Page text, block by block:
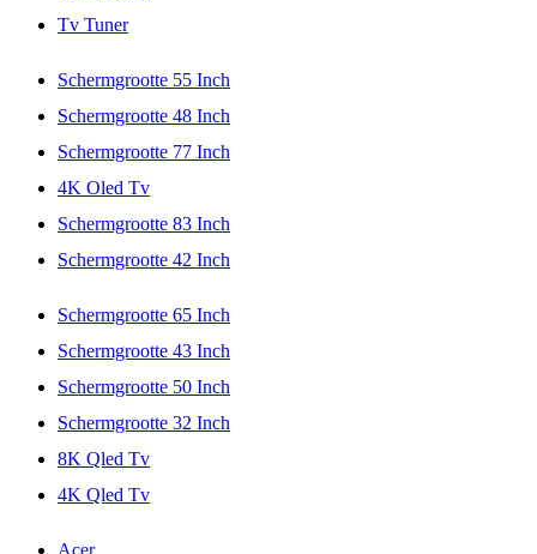
Tv Tuner
Schermgrootte 55 Inch
Schermgrootte 48 Inch
Schermgrootte 77 Inch
4K Oled Tv
Schermgrootte 83 Inch
Schermgrootte 42 Inch
Schermgrootte 65 Inch
Schermgrootte 43 Inch
Schermgrootte 50 Inch
Schermgrootte 32 Inch
8K Qled Tv
4K Qled Tv
Acer